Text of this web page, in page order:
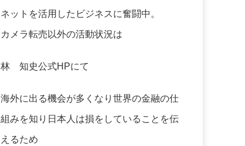
ネットを活用したビジネスに奮闘中。
カメラ転売以外の活動状況は
林 知史公式HPにて
海外に出る機会が多くなり世界の金融の仕
組みを知り日本人は損をしていることを伝
えるため